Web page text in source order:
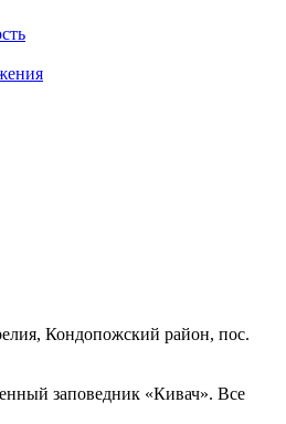
Кондопожский район, пос.
заповедник «Кивач». Все